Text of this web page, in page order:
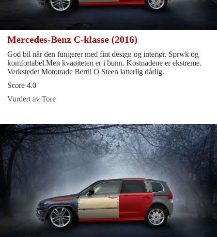
Mercedes-Benz C-klasse (2016)
God bil når den fungerer med fint design og interiør. Sprwk og
komfortabel.Men kvaøiteten er i bunn. Kostnadene er ekstreme.
Verkstedet Mototrade Bertil O Steen latterlig dårlig.
Score 4.0
Vurdert av Tore